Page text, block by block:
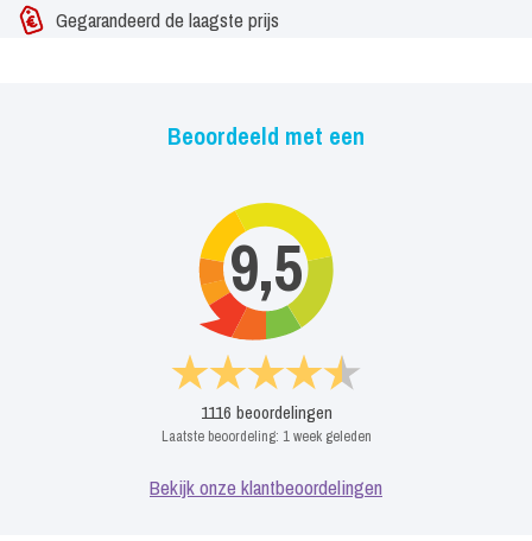
Gegarandeerd de laagste prijs
Beoordeeld met een
9,5
1116 beoordelingen
Laatste beoordeling: 1 week geleden
Bekijk onze klantbeoordelingen